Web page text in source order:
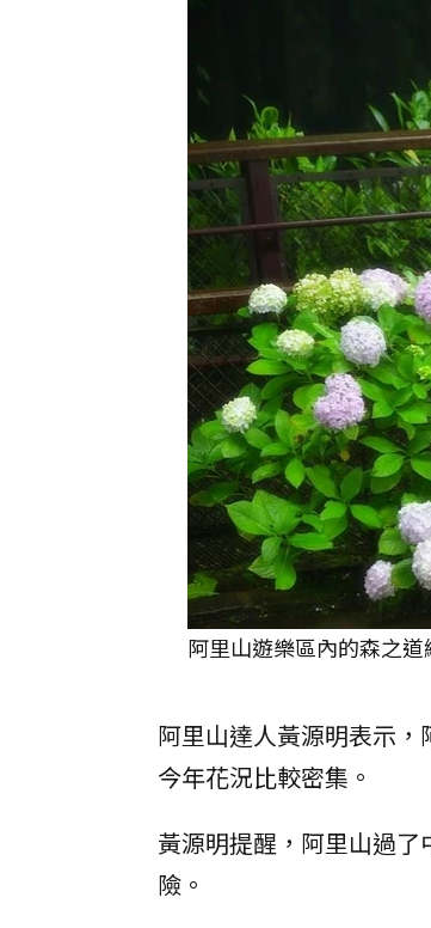
阿里山遊樂區內的森之
阿里山達人黃源明表示
今年花況比較密集。
黃源明提醒，阿里山過
險。